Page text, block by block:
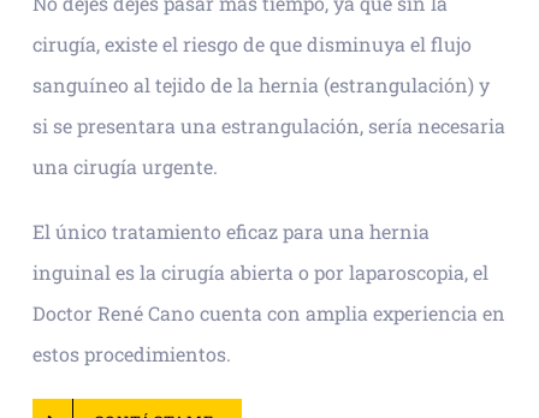
cirugía, existe el riesgo de que disminuya el flujo
sanguíneo al tejido de la hernia (estrangulación) y
si se presentara una estrangulación, sería necesaria
una cirugía urgente.
El único tratamiento eficaz para una hernia
inguinal es la cirugía abierta o por laparoscopia, el
Doctor René Cano cuenta con amplia experiencia en
estos procedimientos.